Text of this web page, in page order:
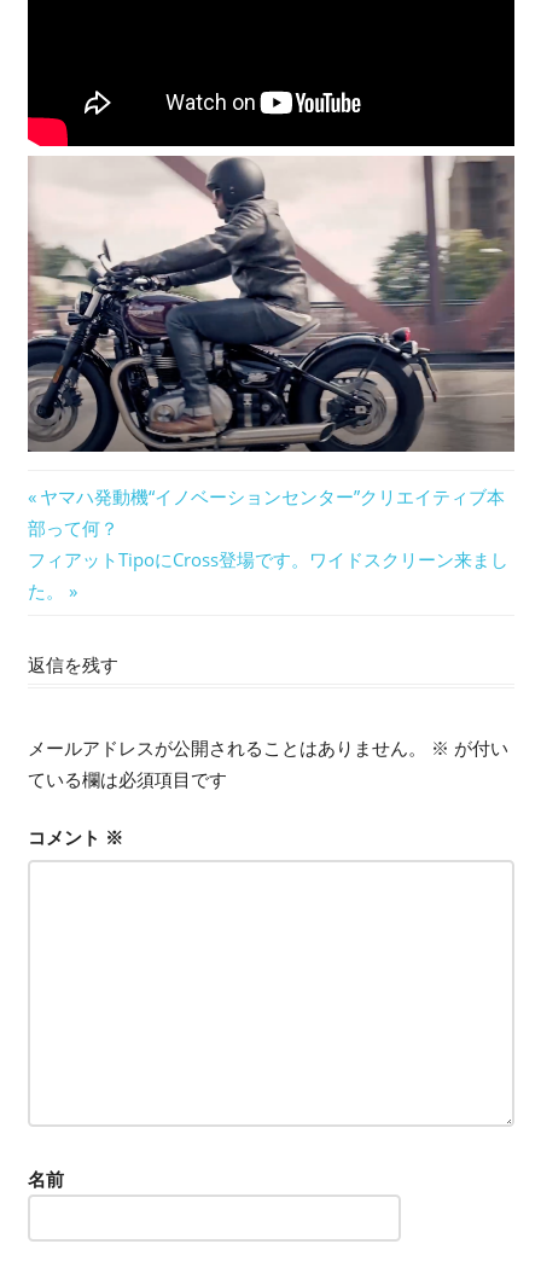
投
稿
ナ
ビ
ー
シ
ョ
ン
前
の
記
事:
ヤマハ発動機“イノベーションセンター”クリエイティブ本
部って何？
次
の
事:
フィアットTipoにCross登場です。ワイドスクリーン来まし
た。
返信を残す
メールアドレスが公開されることはありません。 ※ が付い
ている欄は必須項目です
コメント ※
名前